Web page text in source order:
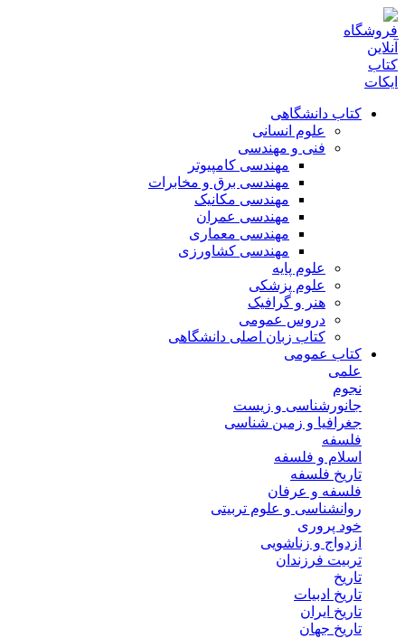
کتاب دانشگاهی
علوم انسانی
فنی و مهندسی
مهندسی کامپیوتر
مهندسی برق و مخابرات
مهندسی مکانیک
مهندسی عمران
مهندسی معماری
مهندسی کشاورزی
علوم پایه
علوم پزشکی
هنر و گرافیک
دروس عمومی
کتاب زبان اصلی دانشگاهی
کتاب عمومی
علمی
نجوم
جانورشناسی و زیست
جغرافیا و زمین شناسی
فلسفه
اسلام و فلسفه
تاریخ فلسفه
فلسفه و عرفان
روانشناسی و علوم تربیتی
خود پروری
ازدواج و زناشویی
تربیت فرزندان
تاریخ
تاریخ ادبیات
تاریخ ایران
تاریخ جهان